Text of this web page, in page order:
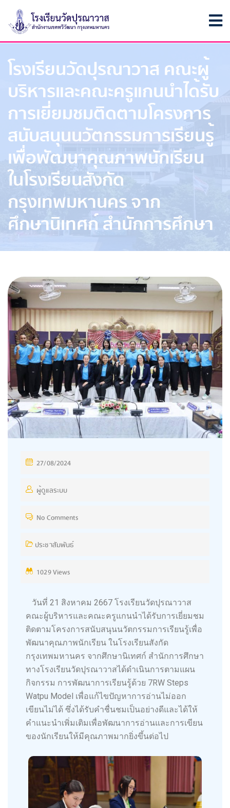
โรงเรียนวัดปุรณาวาส คณะผู้
บริหารและคณะครูแกนนำได้รับ
การเยี่ยมชมติดตามโครงการ
สนับสนุนนวัตกรรมการเรียนรู้
เพื่อพัฒนาคุณภาพนักเรียน
ในโรงเรียนสังกัด
กรุงเทพมหานคร จาก
ศึกษานิเทศก์ สำนักการศึกษา
27/08/2024
ผู้ดูแลระบบ
No Comments
ประชาสัมพันธ์
1029 Views
วันที่ 21 สิงหาคม 2667 โรงเรียนวัดปุรณาวาส
คณะผู้บริหารและคณะครูแกนนำได้รับการเยี่ยมชม
ติดตามโครงการสนับสนุนนวัตกรรมการเรียนรู้เพื่อ
พัฒนาคุณภาพนักเรียน ในโรงเรียนสังกัด
กรุงเทพมหานคร จากศึกษานิเทศก์ สำนักการศึกษา
ทางโรงเรียนวัดปุรณาวาสได้ดำเนินการตามแผน
กิจกรรม การพัฒนาการเรียนรู้ด้วย 7RW Steps
Watpu Model เพื่อแก้ไขปัญหาการอ่านไม่ออก
เขียนไม่ได้ ซึ่งได้รับคำชื่นชมเป็นอย่างดีและได้ให้
คำแนะนำเพิ่มเติมเพื่อพัฒนาการอ่านและการเขียน
ของนักเรียนให้มีคุณภาพมากยิ่งขึ้นต่อไป